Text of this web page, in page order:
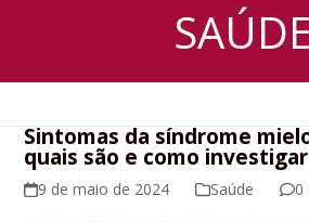
menu
menu
SAÚDE
Sintomas da síndrome
quais são e como investigar
9 de maio de 2024 Saúde 0